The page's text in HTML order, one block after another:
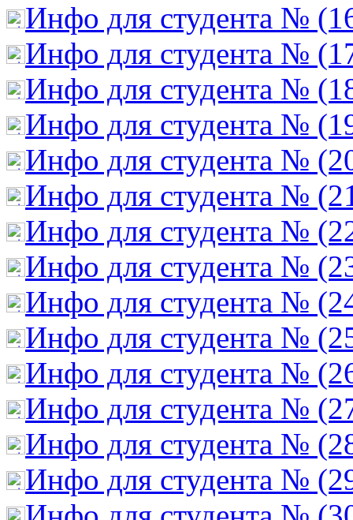
Инфо для студента №
Инфо для студента №
Инфо для студента №
Инфо для студента №
Инфо для студента №
Инфо для студента №
Инфо для студента №
Инфо для студента №
Инфо для студента №
Инфо для студента №
Инфо для студента №
Инфо для студента №
Инфо для студента №
Инфо для студента №